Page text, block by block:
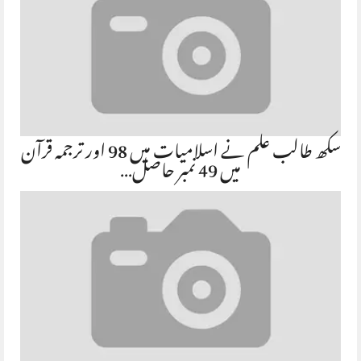
سکھ طالب علم نے اسلامیات میں 98 اور ترجمہ قرآن میں 49 نمبر حاصل…